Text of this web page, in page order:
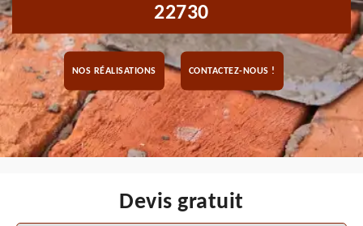
22730
NOS RÉALISATIONS CONTACTEZ-NOUS !
Devis gratuit